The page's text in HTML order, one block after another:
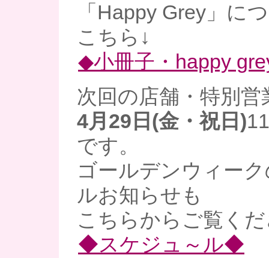
「Happy Grey」に
こちら↓
◆小冊子・happy
次回の店舗・特別営
4月29日(金・祝日)
です。
ゴールデンウィー
ルお知らせも
こちらからご覧く
◆スケジュ～ル◆